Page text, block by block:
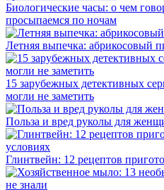
Биологические часы: о чем
просыпаемся по ночам
Летняя выпечка: абрикосовый
15 зарубежных детективных
могли не заметить
Польза и вред руколы для
Глинтвейн: 12 рецептов